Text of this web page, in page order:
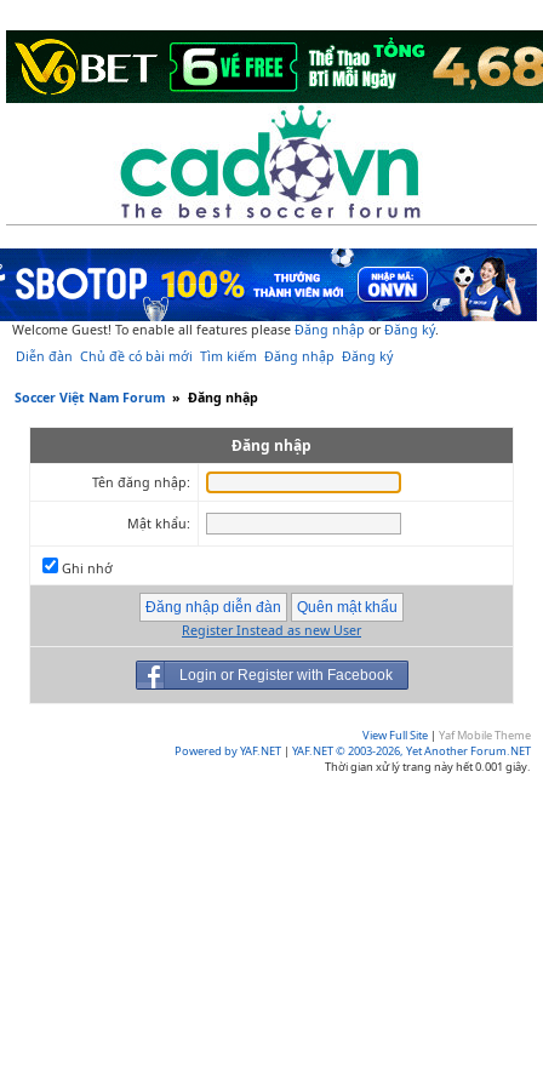
Welcome Guest! To enable all features please Đăng nhập orĐăng ký.
Diễn đàn Chủ đề có bài mới Tìm kiếm Đăng nhập Đăng ký
Soccer Việt Nam Forum » Đăng nhập
Đăng nhập
Tên đăng nhập:
Mật khẩu:
Ghi nhớ
Register Instead as new User
Login or Register with Facebook
View Full Site | Yaf Mobile Theme
Powered by YAF.NET | YAF.NET © 2003-2026, Yet Another Forum.NET
Thời gian xử lý trang này hết 0.001 giây.